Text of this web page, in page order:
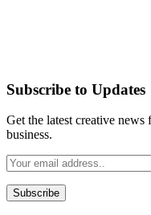
Subscribe to Updates
Get the latest creative
business.